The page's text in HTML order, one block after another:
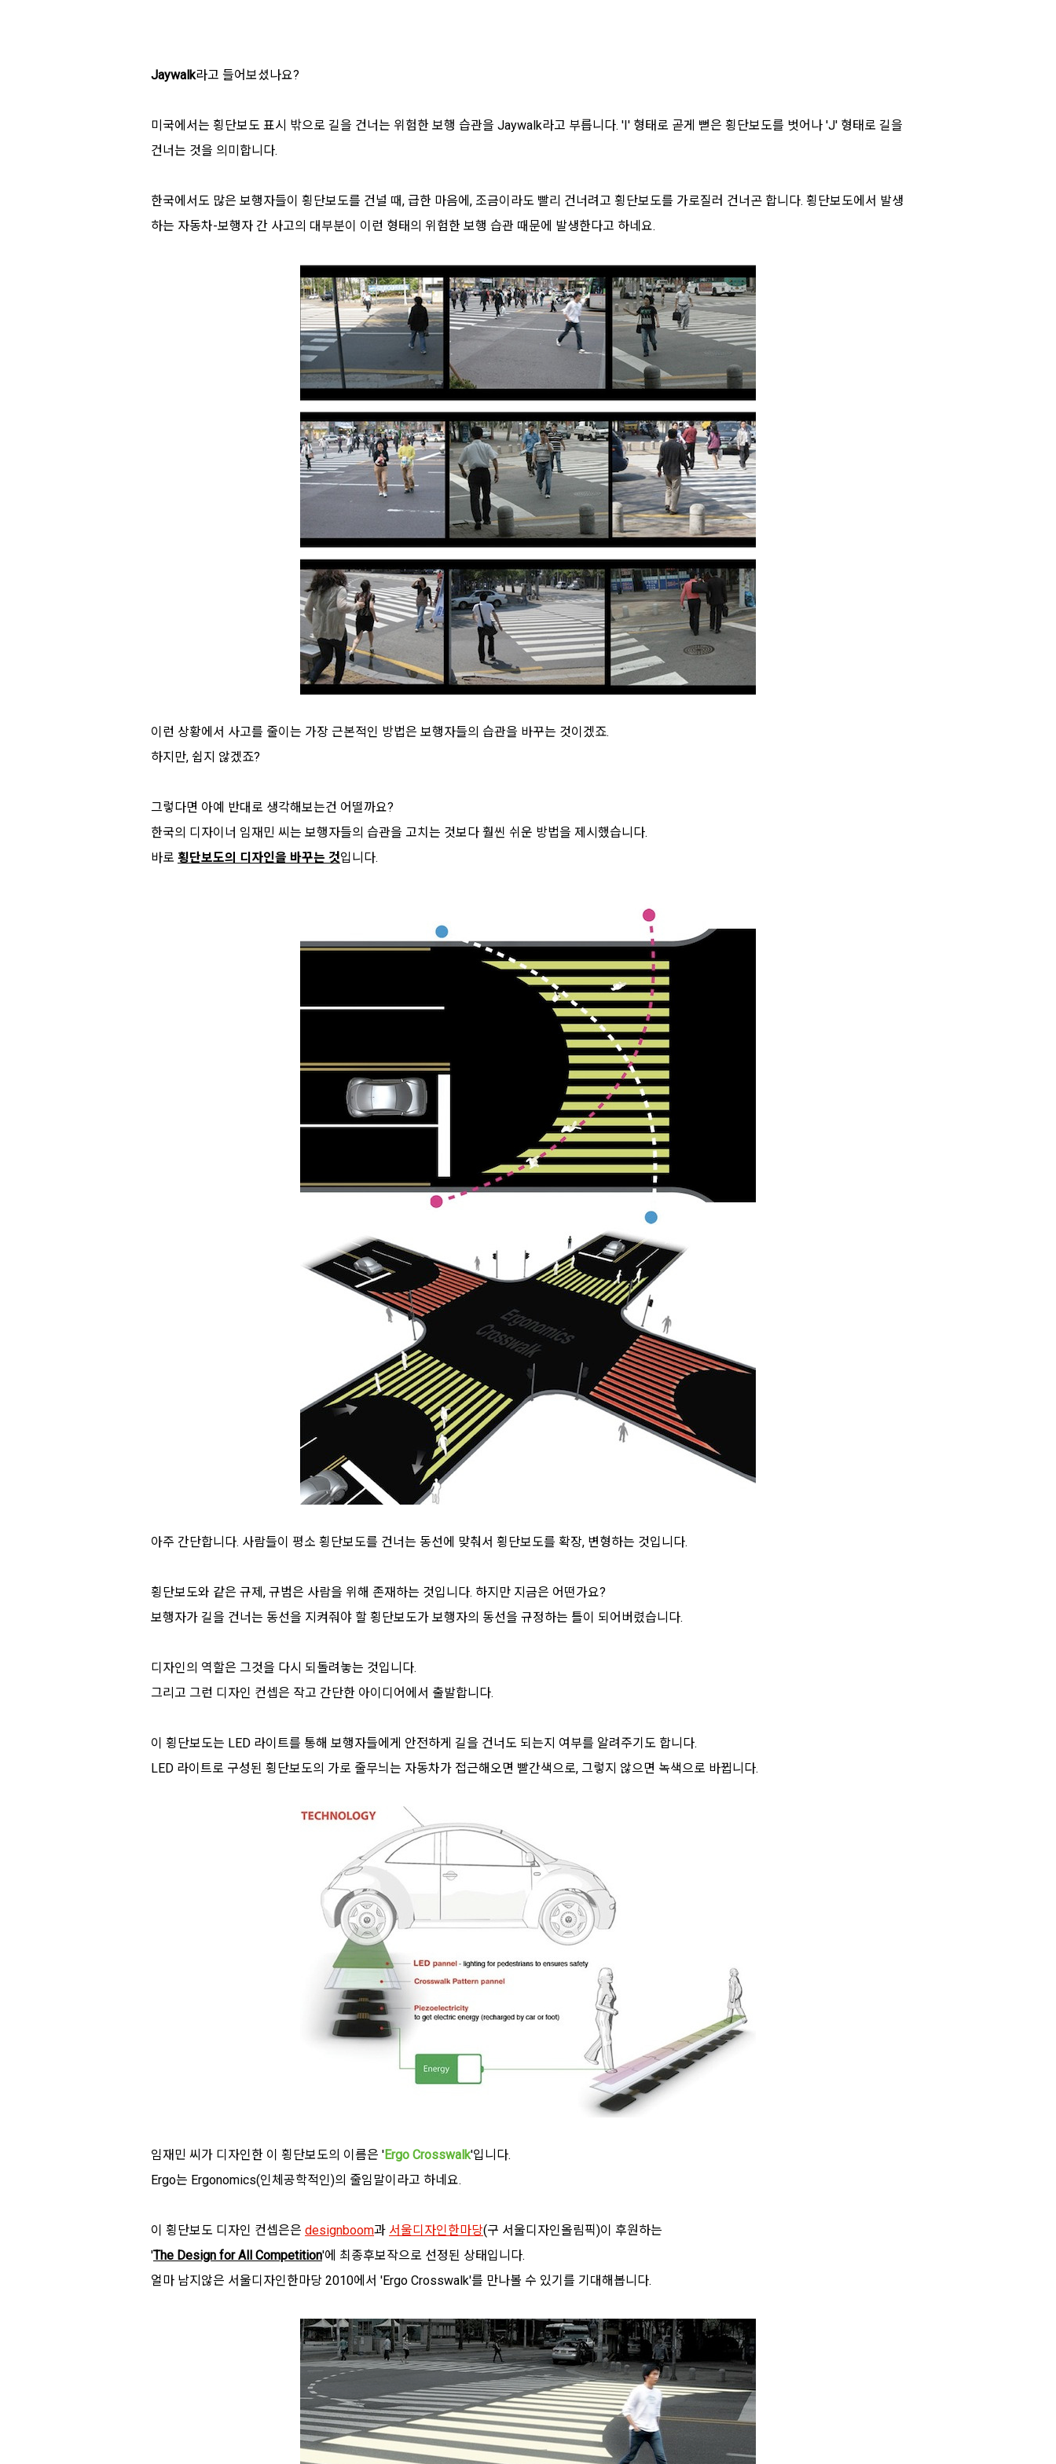
Jaywalk라고 들어보셨나요?
미국에서는 횡단보도 표시 밖으로 길을 건너는 위험한 보행 습관을 Jaywalk라고 부릅니다. 'I' 형태로 곧게 뻗은 횡단보도를 벗어나 'J' 형태로 길을
건너는 것을 의미합니다.
한국에서도 많은 보행자들이 횡단보도를 건널 때, 급한 마음에, 조금이라도 빨리 건너려고 횡단보도를 가로질러 건너곤 합니다. 횡단보도에서 발생
하는 자동차-보행자 간 사고의 대부분이 이런 형태의 위험한 보행 습관 때문에 발생한다고 하네요.
이런 상황에서 사고를 줄이는 가장 근본적인 방법은 보행자들의 습관을 바꾸는 것이겠죠.
하지만, 쉽지 않겠죠?
그렇다면 아예 반대로 생각해보는건 어떨까요?
한국의 디자이너 임재민 씨는 보행자들의 습관을 고치는 것보다 훨씬 쉬운 방법을 제시했습니다.
바로 횡단보도의 디자인을 바꾸는 것입니다.
아주 간단합니다. 사람들이 평소 횡단보도를 건너는 동선에 맞춰서 횡단보도를 확장, 변형하는 것입니다.
횡단보도와 같은 규제, 규범은 사람을 위해 존재하는 것입니다. 하지만 지금은 어떤가요?
보행자가 길을 건너는 동선을 지켜줘야 할 횡단보도가 보행자의 동선을 규정하는 틀이 되어버렸습니다.
디자인의 역할은 그것을 다시 되돌려놓는 것입니다.
그리고 그런 디자인 컨셉은 작고 간단한 아이디어에서 출발합니다.
이 횡단보도는 LED 라이트를 통해 보행자들에게 안전하게 길을 건너도 되는지 여부를 알려주기도 합니다.
LED 라이트로 구성된 횡단보도의 가로 줄무늬는 자동차가 접근해오면 빨간색으로, 그렇지 않으면 녹색으로 바뀝니다.
임재민 씨가 디자인한 이 횡단보도의 이름은 'Ergo Crosswalk'입니다.
Ergo는 Ergonomics(인체공학적인)의 줄임말이라고 하네요.
이 횡단보도 디자인 컨셉은은 designboom과 서울디자인한마당(구 서울디자인올림픽)이 후원하는
'The Design for All Competition'에 최종후보작으로 선정된 상태입니다.
얼마 남지않은 서울디자인한마당 2010에서 'Ergo Crosswalk'를 만나볼 수 있기를 기대해봅니다.